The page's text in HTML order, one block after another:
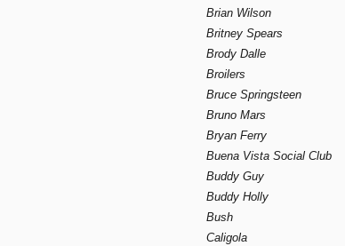
Brian Wilson
Britney Spears
Brody Dalle
Broilers
Bruce Springsteen
Bruno Mars
Bryan Ferry
Buena Vista Social Club
Buddy Guy
Buddy Holly
Bush
Caligola